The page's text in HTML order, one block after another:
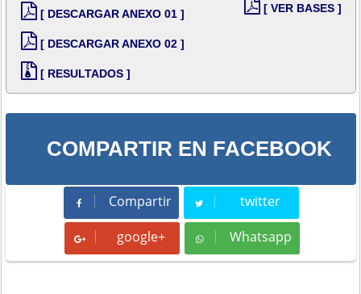
[ DESCARGAR ANEXO 01 ]
[ DESCARGAR ANEXO 02 ]
[ RESULTADOS ]
[ VER BASES ]
COMPARTIR EN FACEBOOK
Compartir
Compartir twitter
Tweet
google+ Whatsapp
Whatsapp